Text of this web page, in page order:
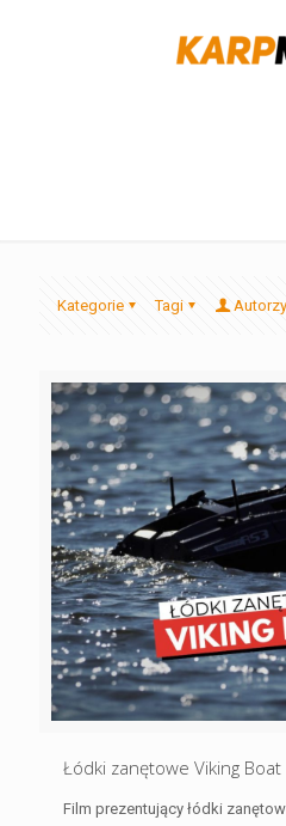
Kategorie Tagi Autorzy
Łódki zanętowe Viking Boat
Film prezentujący łódki